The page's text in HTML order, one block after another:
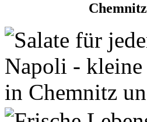
Chemnitz